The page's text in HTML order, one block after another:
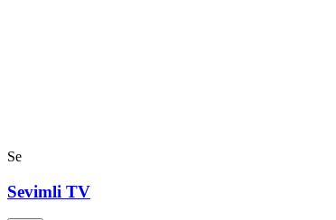
Se
Sevimli TV